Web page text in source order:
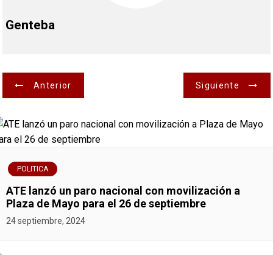
Genteba
N
v
e
g
a
Anterior Siguiente
POLITICA
ATE lanzó un paro nacional con movilización a
Plaza de Mayo para el 26 de septiembre
24 septiembre, 2024